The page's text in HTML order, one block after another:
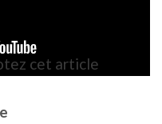
cet article